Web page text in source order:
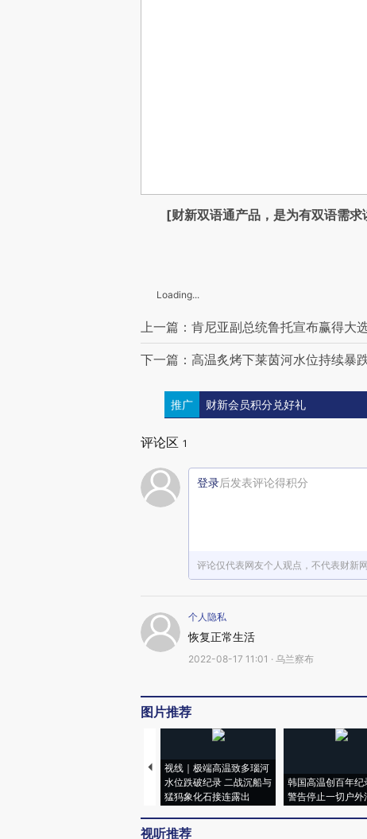
[财新双语通产品，是为有双语需求
Loading...
上一篇：肯尼亚副总统鲁托宣布赢得大
下一篇：高温炙烤下莱茵河水位持续暴
推广 财新会员积分兑好礼
评论区 1
登录后发表评论得积分
评论仅代表网友个人观点，不代表财新
个人隐私
恢复正常生活
2022-08-17 11:01 · 乌兰察布
图片推荐
视线｜极端高温致多瑙河
水位跌破纪录 二战沉船与
猛犸象化石接连露出
韩国高温创百年纪
警告停止一切户外
视听推荐